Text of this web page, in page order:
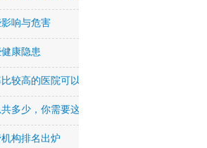
响与危害
康隐患
较高的医院可以签约吗？
多少，你需要这么多！
构排名出炉